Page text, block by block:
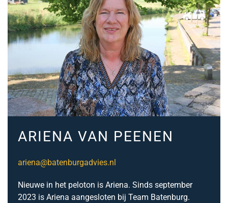
ARIENA VAN PEENEN
ariena@batenburgadvies.nl
Nieuwe in het peloton is Ariena. Sinds september
2023 is Ariena aangesloten bij Team Batenburg.